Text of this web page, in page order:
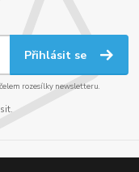
Přihlásit se
rozesílky newsletteru.